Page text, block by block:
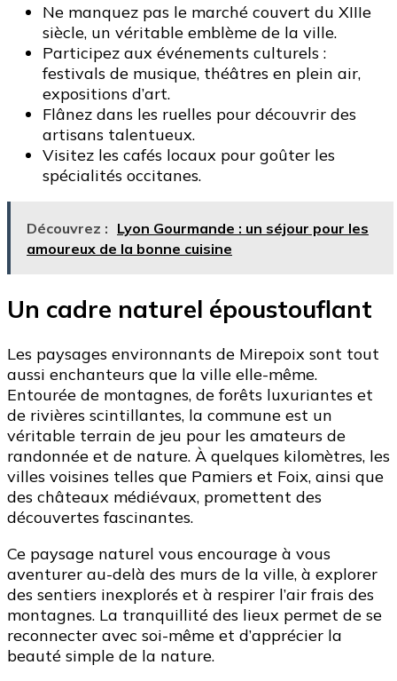
Ne manquez pas le marché couvert du XIIIe
siècle, un véritable emblème de la ville.
Participez aux événements culturels :
festivals de musique, théâtres en plein air,
expositions d’art.
Flânez dans les ruelles pour découvrir des
artisans talentueux.
Visitez les cafés locaux pour goûter les
spécialités occitanes.
Découvrez : Lyon Gourmande : un séjour pour les
amoureux de la bonne cuisine
Un cadre naturel époustouflant
Les paysages environnants de Mirepoix sont tout
aussi enchanteurs que la ville elle-même.
Entourée de montagnes, de forêts luxuriantes et
de rivières scintillantes, la commune est un
véritable terrain de jeu pour les amateurs de
randonnée et de nature. À quelques kilomètres, les
villes voisines telles que Pamiers et Foix, ainsi que
des châteaux médiévaux, promettent des
découvertes fascinantes.
Ce paysage naturel vous encourage à vous
aventurer au-delà des murs de la ville, à explorer
des sentiers inexplorés et à respirer l’air frais des
montagnes. La tranquillité des lieux permet de se
reconnecter avec soi-même et d’apprécier la
beauté simple de la nature.